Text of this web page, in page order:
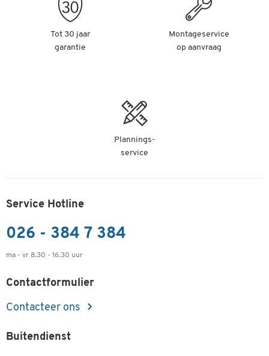
Tot 30 jaar
garantie
Montageservice
op aanvraag
Plannings-
service
Service Hotline
026 - 384 7 384
ma - vr 8.30 - 16.30 uur
Contactformulier
Contacteer ons
Buitendienst